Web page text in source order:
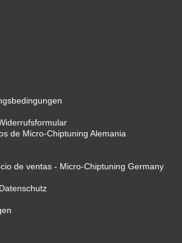
de Micro-Chiptuning Alemania
de ventas - Micro-Chiptuning Germany